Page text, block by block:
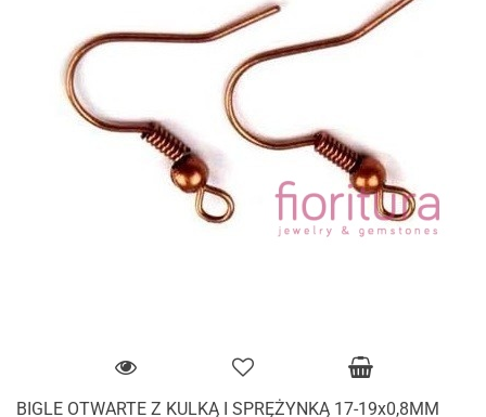
BIGLE OTWARTE Z KULKĄ I SPRĘŻYNKĄ 17-19x0,8MM